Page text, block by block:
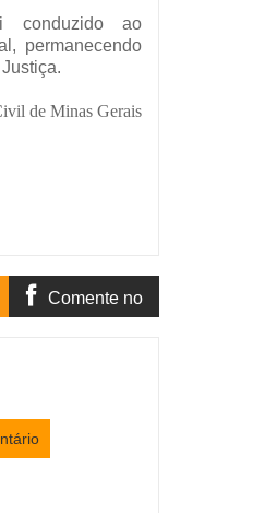
conduzido ao
permanecendo
de Minas Gerais
Comente no